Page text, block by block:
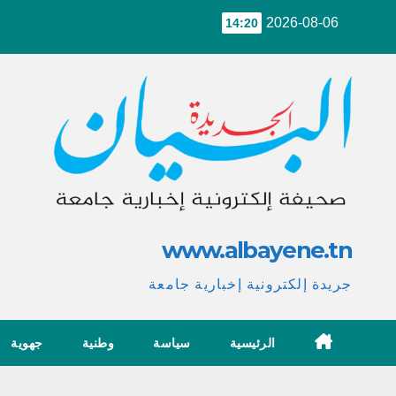
2026-08-06
14:20
www.albayene.tn
جريدة إلكترونية إخبارية جامعة
الرئيسية سياسة وطنية جهوية